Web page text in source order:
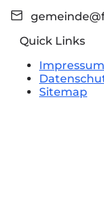
Quick Links
Impressum
Sitemap